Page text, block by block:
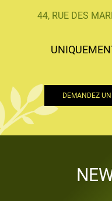
44, RUE DES
DEMANDEZ